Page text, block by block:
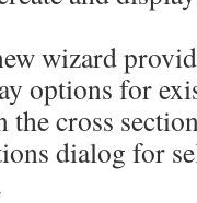
wizard
options for
the cross
dialog for